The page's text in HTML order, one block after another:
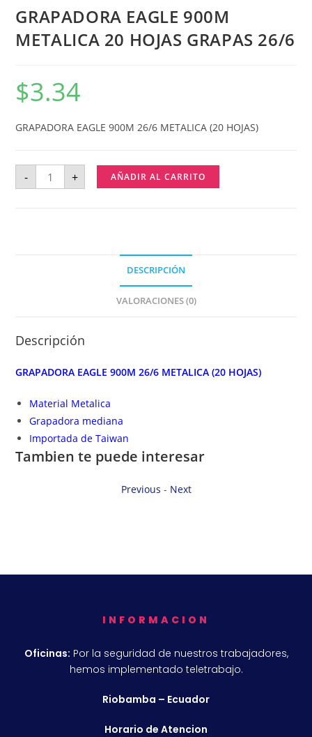
GRAPADORA EAGLE 900M
METALICA 20 HOJAS GRAPAS 26/6
$3.34
GRAPADORA EAGLE 900M 26/6 METALICA (20 HOJAS)
- + AÑADIR AL CARRITO
DESCRIPCIÓN
VALORACIONES (0)
Descripción
GRAPADORA EAGLE 900M 26/6 METALICA (20 HOJAS)
Material Metalica
Grapadora mediana
Importada de Taiwan
Tambien te puede interesar
Previous - Next
INFORMACION
Oficinas: Por la seguridad de nuestros trabajadores,
hemos implementado teletrabajo.
Riobamba – Ecuador
Horario de Atencion